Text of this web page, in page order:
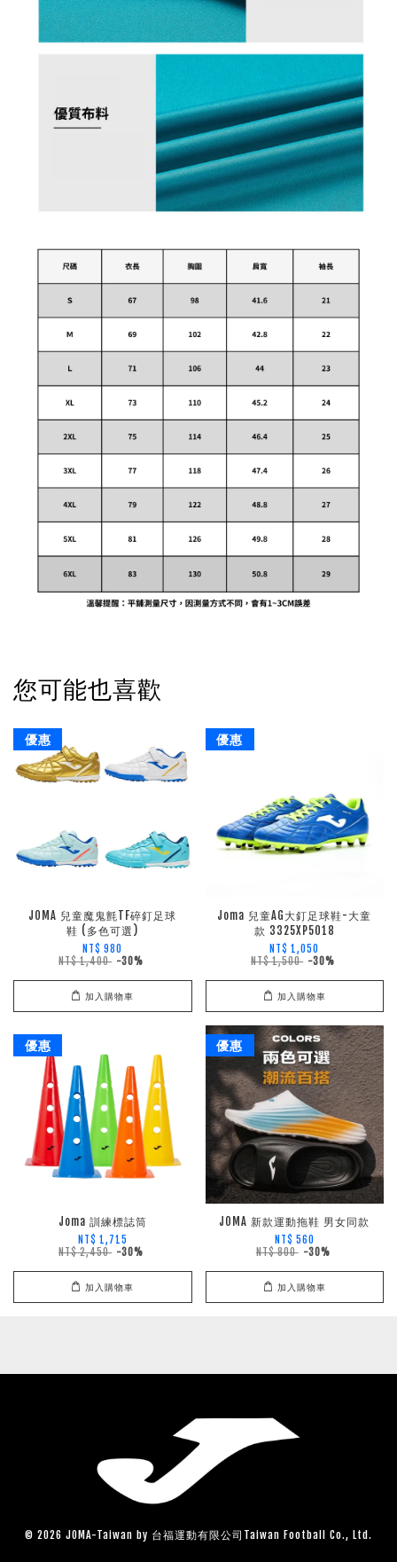
您可能也喜歡
優惠
JOMA 兒童魔鬼氈TF碎釘足球
鞋 (多色可選)
NT$ 980
NT$ 1,400 -30%
加入購物車
優惠
Joma 兒童AG大釘足球鞋-大童
款 3325XP5018
NT$ 1,050
NT$ 1,500 -30%
加入購物車
優惠
Joma 訓練標誌筒
NT$ 1,715
NT$ 2,450 -30%
加入購物車
優惠
JOMA 新款運動拖鞋 男女同款
NT$ 560
NT$ 800 -30%
加入購物車
© 2026 JOMA-Taiwan by 台福運動有限公司Taiwan Football Co., Ltd.